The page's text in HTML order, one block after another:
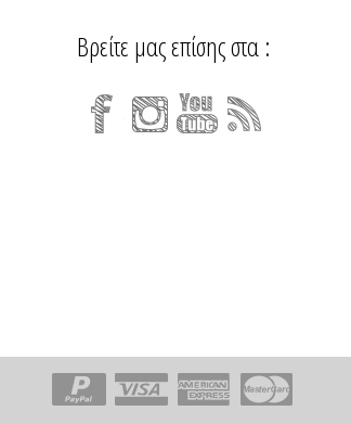
Βρείτε μας επίσης στα :